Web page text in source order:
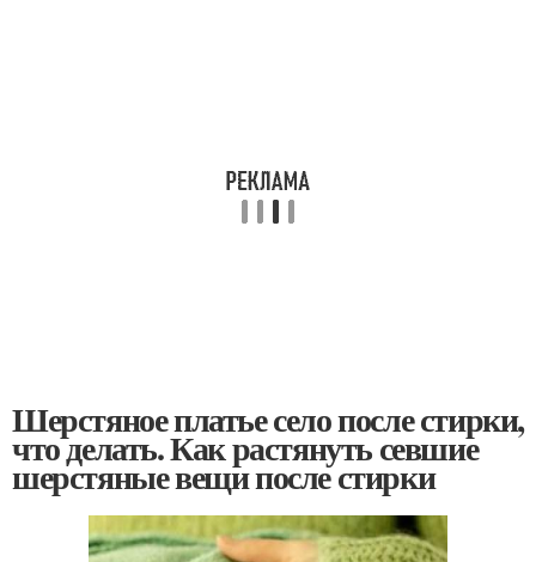
Шерстяное платье село после стирки,
что делать. Как растянуть севшие
шерстяные вещи после стирки